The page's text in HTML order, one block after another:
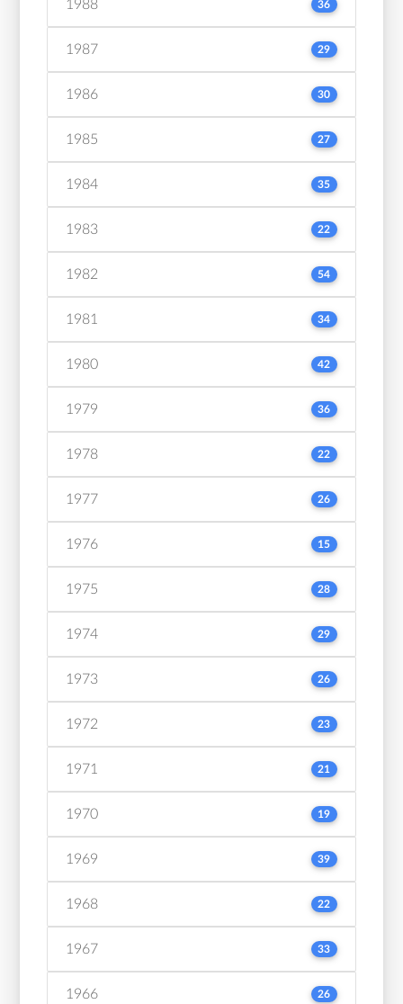
1988 36
1987 29
1986 30
1985 27
1984 35
1983 22
1982 54
1981 34
1980 42
1979 36
1978 22
1977 26
1976 15
1975 28
1974 29
1973 26
1972 23
1971 21
1970 19
1969 39
1968 22
1967 33
1966 26